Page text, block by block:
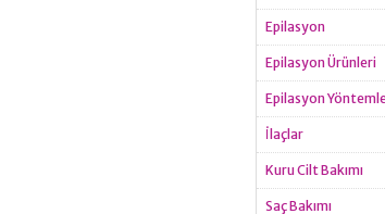
Epilasyon
Epilasyon Ürünleri
Epilasyon
İlaçlar
Kuru Cilt Bakımı
Saç Bakımı